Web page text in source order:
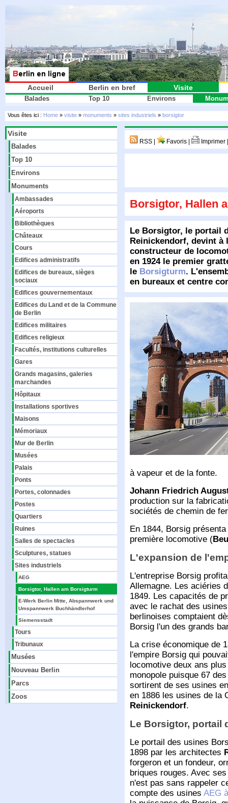
Accueil Berlin en bref Visite
Balades Top 10 Environs
Vous êtes ici : Home » visite » monuments » sites industriels » borsigtor
Visite
Balades
Top 10
Environs
Monuments
Ambassades
Aéroports
Bibliothèques
Châteaux
Cours
Edifices administratifs
Edifices de bureaux, sièges
sociaux
Edifices gouvernementaux
Edifices du Land et de la Commune
de Berlin
Edifices militaires
Edifices religieux
Facultés, institutions culturelles
Gares
Grands magasins, galeries
marchandes
Hôpitaux
Installations sportives
Maisons
Mémoriaux
Mur de Berlin
Musées
Palais
Ponts
Portes, colonnades
Postes
Quartiers
Ruines
Salles de spectacles
Sculptures, statues
Sites industriels
AEG
Borsigtor, Hallen am Borsigturm
E-Werk Berlin Mitte, Abspannwerk und
Umspannwerk Buchhändlerhof
Siemensstadt
Tours
Tribunaux
Musées
Nouveau Berlin
Parcs
Zoos
RSS | Favoris | Imprimer
Borsigtor, Hallen
Le Borsigtor, le portail
Reinickendorf, devint à
constructeur de
en 1924 le premier
le Borsigturm.
en bureaux et centre
à vapeur et de la fonte.
Johann Friedrich
production sur la
sociétés de chemin de
En 1844, Borsig
première locomotive (
L'expansion de
L'entreprise Borsig
Allemagne. Les aciéries
1849. Les capacités de
avec le rachat des
berlinoises comptaient
Borsig l'un des grands
La crise économique de
l'empire Borsig qui
locomotive deux ans
monopole puisque 67
sortirent de ses usines
en 1886 les usines de la
Reinickendorf.
Le Borsigtor, portail
Le portail des usines
1898 par les architectes
forgeron et un fondeur,
briques rouges. Avec
n'est pas sans rappeler
compte des usines AEG